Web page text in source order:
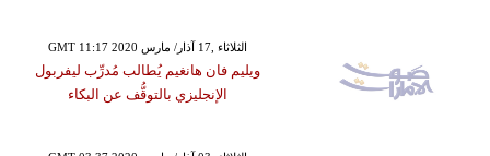
GMT 11:17 2020 الثلاثاء ,17 آذار/ مارس
ويليم فان هانغيم يُطالب مُدرِّب ليفربول
الإنجليزي بالتوقُّف عن البكاء